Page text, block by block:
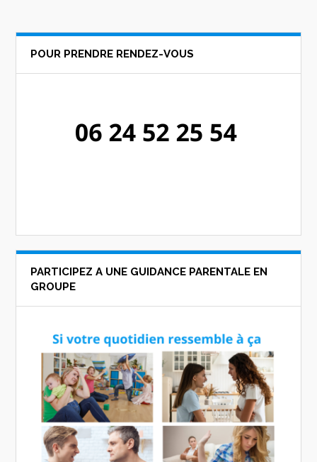
POUR PRENDRE RENDEZ-VOUS
PARTICIPEZ A UNE GUIDANCE PARENTALE EN
GROUPE